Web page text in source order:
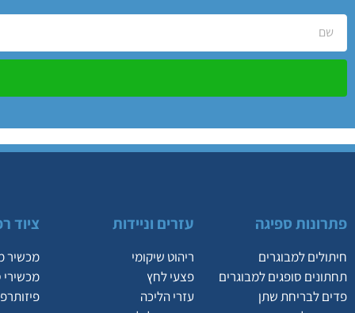
פתרונות ספיגה
חיתולים למבוגרים
תחתונים סופגים למבוגרים
פדים לבריחת שתן
עזרים וניידות
ריהוט שיקומי
פצעי לחץ
עזרי הליכה
ציוד
מכשיר